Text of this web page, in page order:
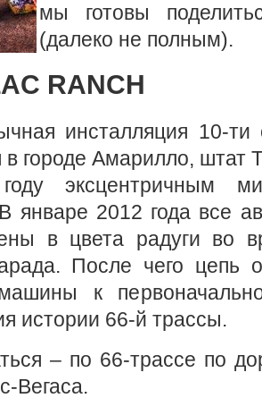
мы готовы
(далеко не полным).
RANCH
инсталляция 10-ти
в городе Амарилло, штат
эксцентричным
январе 2012 года все
в цвета радуги во
После чего цепь
к
истории 66-й трассы.
– по 66-трассе по
Вегаса.